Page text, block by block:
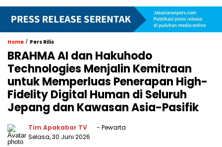
Home / Pers Rilis
BRAHMA AI dan Hakuhodo
Technologies Menjalin Kemitraan
untuk Memperluas Penerapan High-
Fidelity Digital Human di Seluruh
Jepang dan Kawasan Asia-Pasifik
Tim Apakabar TV
- Pewarta
Selasa, 30 Juni 2026